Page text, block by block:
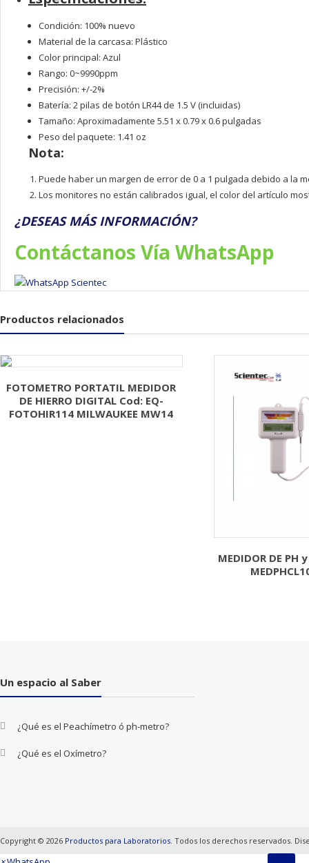
Condición: 100% nuevo
Material de la carcasa: Plástico
Color principal: Azul
Rango: 0~9990ppm
Precisión: +/-2%
Batería: 2 pilas de botón LR44 de 1.5 V (incluidas)
Tamaño: Aproximadamente 5.51 x 0.79 x 0.6 pulgadas
Peso del paquete: 1.41 oz
Nota:
Puede haber un margen de error de 0 a 1 pulgada debido a la
Los monitores no están calibrados igual, el color del artículo
¿DESEAS MÁS INFORMACIÓN?
Contáctanos Vía WhatsApp
Productos relacionados
FOTOMETRO PORTATIL MEDIDOR
DE HIERRO DIGITAL Cod: EQ-
FOTOHIR114 MILWAUKEE MW14
MEDIDOR DE PH
Un espacio al Saber
¿Qué es el Peachímetro ó ph-metro?
¿Qué es el Oxímetro?
Copyright © 2026 Productos para Laboratorios . Todos los derechos reservados.